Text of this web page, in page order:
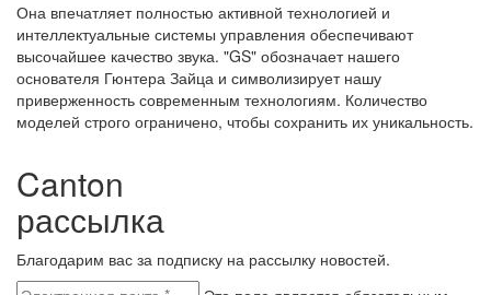
Она впечатляет полностью активной технологией и
интеллектуальные системы управления обеспечивают
высочайшее качество звука. "GS" обозначает нашего
основателя Гюнтера Зайца и символизирует нашу
приверженность современным технологиям. Количество
моделей строго ограничено, чтобы сохранить их уникальность.
Canton
рассылка
Благодарим вас за подписку на рассылку новостей.